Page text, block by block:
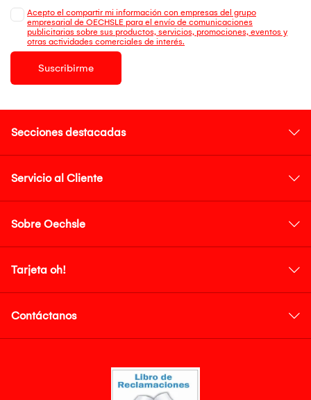
Acepto el compartir mi información con empresas del grupo
empresarial de OECHSLE para el envío de comunicaciones
publicitarias sobre sus productos, servicios, promociones, eventos y
otras actividades comerciales de interés.
Suscribirme
Secciones destacadas
Servicio al Cliente
Sobre Oechsle
Tarjeta oh!
Contáctanos